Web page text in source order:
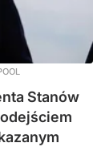
Stanów